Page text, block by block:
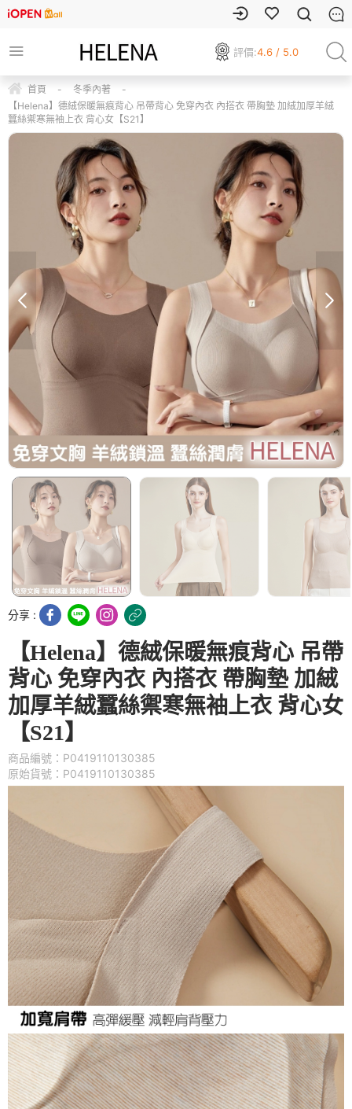
評價:4.6 / 5.0
首頁 - 冬季內著
-
【Helena】德絨保暖無痕背心 吊帶背心 免穿內衣 內搭衣 帶胸墊 加絨加厚羊絨
蠶絲禦寒無袖上衣 背心女【S21】
分享 :
【Helena】德絨保暖無痕背心 吊帶
背心 免穿內衣 內搭衣 帶胸墊 加絨
加厚羊絨蠶絲禦寒無袖上衣 背心女
【S21】
商品編號：P0419110130385
原始貨號：P0419110130385